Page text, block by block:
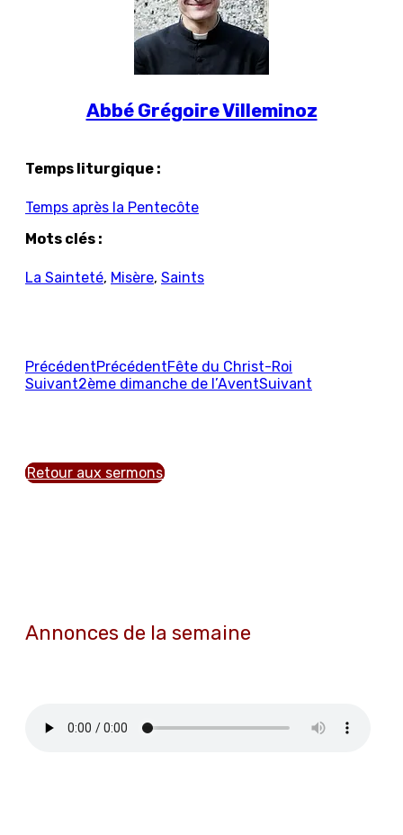
Abbé Grégoire Villeminoz
Temps liturgique :
Temps après la Pentecôte
Mots clés :
La Sainteté, Misère, Saints
PrécédentPrécédentFête du Christ-Roi
Suivant2ème dimanche de l’AventSuivant
Retour aux sermons
Annonces de la semaine